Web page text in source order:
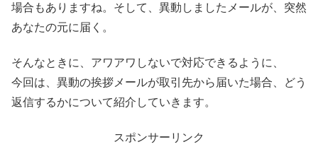
場合もありますね。そして、異動しましたメールが、突然
あなたの元に届く。
そんなときに、アワアワしないで対応できるように、
今回は、異動の挨拶メールが取引先から届いた場合、どう
返信するかについて紹介していきます。
スポンサーリンク